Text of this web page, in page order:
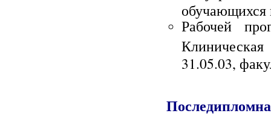
обучающихся
Рабочей
Клиническая
31.05.03,